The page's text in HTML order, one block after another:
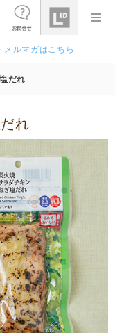
メルマガはこちら
だれ
れ